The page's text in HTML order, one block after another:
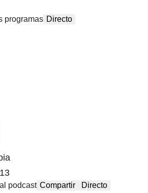
programas Directo
al podcast Compartir Directo